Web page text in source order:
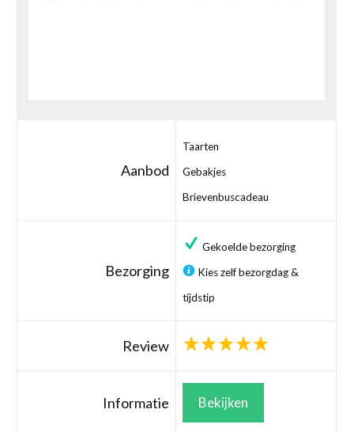
Aanbod
Taarten
Gebakjes
Brievenbuscadeau
Bezorging
Gekoelde bezorging
Kies zelf bezorgdag &
tijdstip
Review
Informatie Bekijken